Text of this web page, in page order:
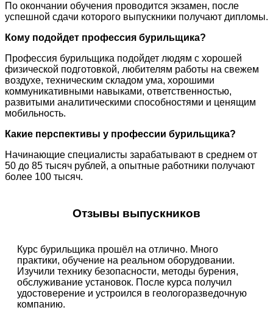
По окончании обучения проводится экзамен, после
успешной сдачи которого выпускники получают дипломы.
Кому подойдет профессия бурильщика?
Профессия бурильщика подойдет людям с хорошей
физической подготовкой, любителям работы на свежем
воздухе, техническим складом ума, хорошими
коммуникативными навыками, ответственностью,
развитыми аналитическими способностями и ценящим
мобильность.
Какие перспективы у профессии бурильщика?
Начинающие специалисты зарабатывают в среднем от
50 до 85 тысяч рублей, а опытные работники получают
более 100 тысяч.
Отзывы выпускников
Курс бурильщика прошёл на отлично. Много
практики, обучение на реальном оборудовании.
Изучили технику безопасности, методы бурения,
обслуживание установок. После курса получил
удостоверение и устроился в геологоразведочную
компанию.